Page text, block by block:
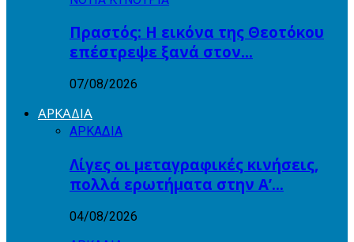
Πραστός: Η εικόνα της Θεοτόκου
επέστρεψε ξανά στον…
07/08/2026
ΑΡΚΑΔΙΑ
ΑΡΚΑΔΙΑ
Λίγες οι μεταγραφικές κινήσεις,
πολλά ερωτήματα στην Α’…
04/08/2026